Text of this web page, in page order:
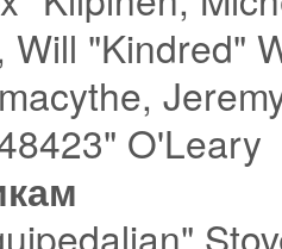
Will "Kindred"
O'Leary